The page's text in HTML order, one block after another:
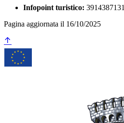
Infopoint turistico: 3914387131
Pagina aggiornata il 16/10/2025